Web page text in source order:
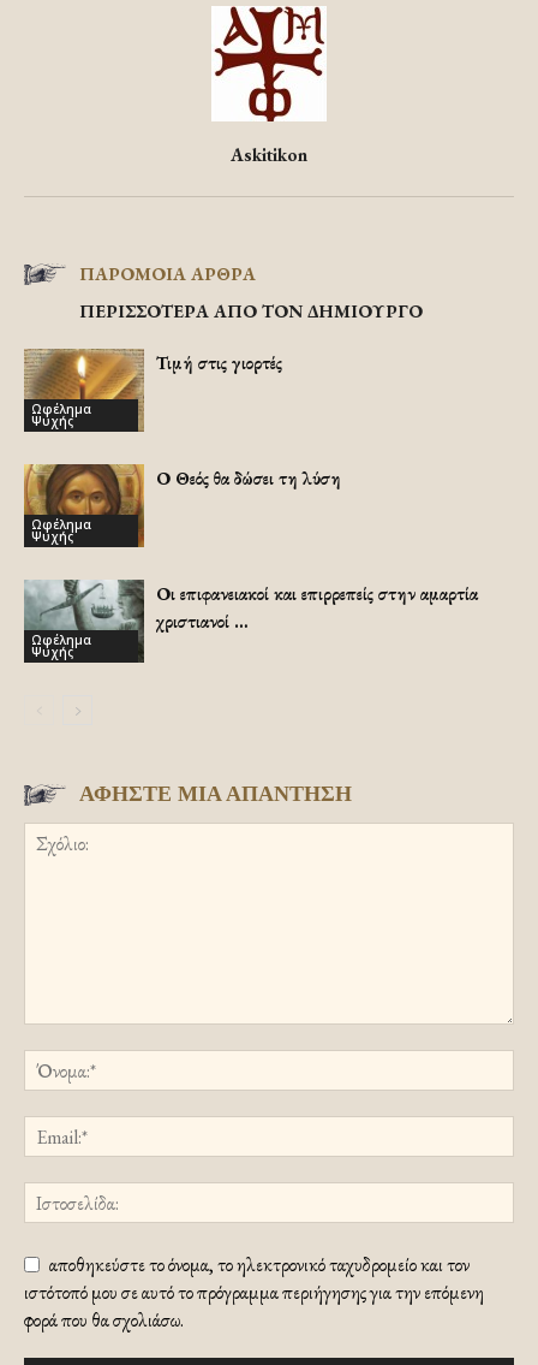
Askitikon
ΠΑΡΟΜΟΙΑ ΑΡΘΡΑ
ΠΕΡΙΣΣΟΤΕΡΑ ΑΠΟ ΤΟΝ ΔΗΜΙΟΥΡΓΟ
Ωφέλημα
Ψυχής
Τιμή στις γιορτές
Ωφέλημα
Ψυχής
Ο Θεός θα δώσει τη λύση
Ωφέλημα
Ψυχής
Οι επιφανειακοί και επιρρεπείς στην αμαρτία
χριστιανοί …
ΑΦΗΣΤΕ ΜΙΑ ΑΠΑΝΤΗΣΗ
αποθηκεύστε το όνομα, το ηλεκτρονικό ταχυδρομείο και τον
ιστότοπό μου σε αυτό το πρόγραμμα περιήγησης για την επόμενη
φορά που θα σχολιάσω.